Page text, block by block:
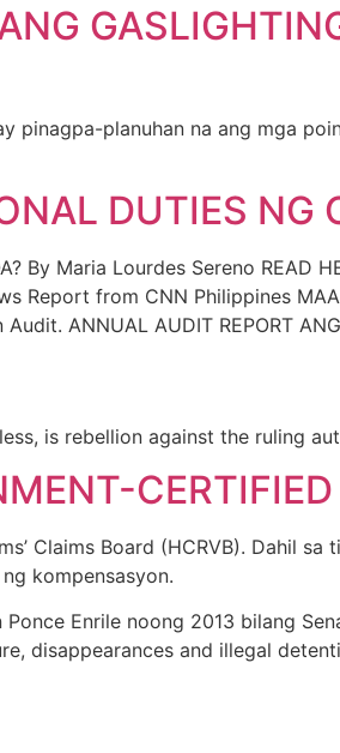
planuhan na ang mga
DUTIES NG
By Maria Lourdes Sereno READ
Report from CNN Philippines
ANNUAL AUDIT REPORT
is rebellion against the ruling
Claims Board (HCRVB). Dahil
kompensasyon.
Enrile noong 2013 bilang
disappearances and illegal